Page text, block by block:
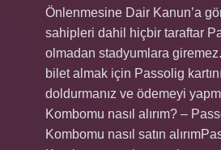
Önlenmesine Dair Kanun’a
sahipleri dahil hiçbir taraftar
olmadan stadyumlara
bilet almak için Passolig
doldurmanız ve ödemeyi
Kombomu nasıl alırım? –
Kombomu nasıl satın